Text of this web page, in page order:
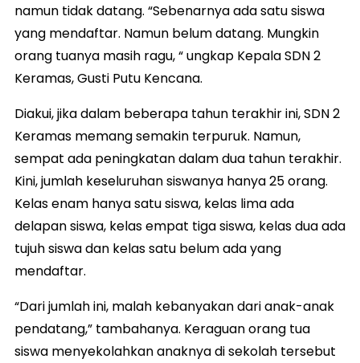
namun tidak datang. “Sebenarnya ada satu siswa
yang mendaftar. Namun belum datang. Mungkin
orang tuanya masih ragu, “ ungkap Kepala SDN 2
Keramas, Gusti Putu Kencana.
Diakui, jika dalam beberapa tahun terakhir ini, SDN 2
Keramas memang semakin terpuruk. Namun,
sempat ada peningkatan dalam dua tahun terakhir.
Kini, jumlah keseluruhan siswanya hanya 25 orang.
Kelas enam hanya satu siswa, kelas lima ada
delapan siswa, kelas empat tiga siswa, kelas dua ada
tujuh siswa dan kelas satu belum ada yang
mendaftar.
“Dari jumlah ini, malah kebanyakan dari anak-anak
pendatang,” tambahanya. Keraguan orang tua
siswa menyekolahkan anaknya di sekolah tersebut